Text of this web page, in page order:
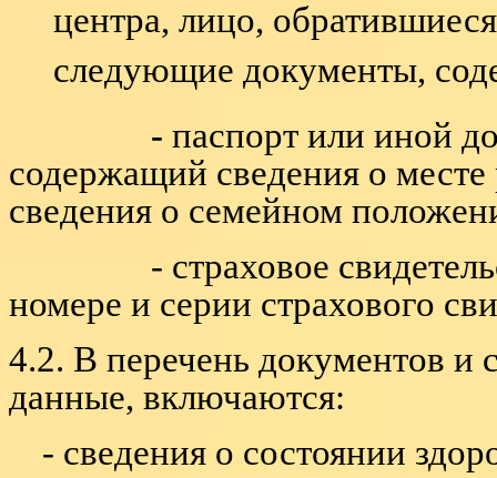
центра, лицо,
следующие документы,
- паспорт или иной
содержащий сведения о месте
сведения о семейном
- страховое
номере и серии страхового
4.2. В перечень документов и
данные, включаются:
- сведения о состоянии